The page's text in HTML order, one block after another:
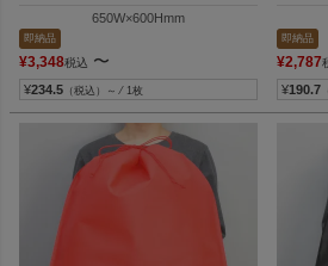
650W×600Hmm
即納品
¥3,348税込 〜
¥234.5 （税込）～ ⁄ 1枚
即納品
¥2,787
¥190.7